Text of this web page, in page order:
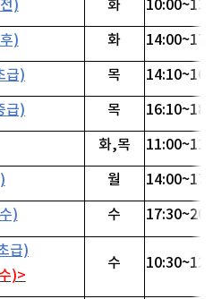
) 화
) 화
급) 목
급) 목
화,목
월
) 수
급)
)>
수